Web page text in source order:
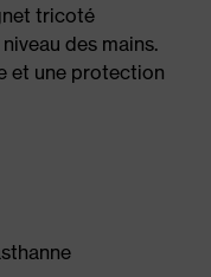
tricoté
des mains.
et une protection